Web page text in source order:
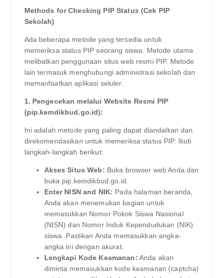
Methods for Checking PIP Status (Cek PIP
Sekolah)
Ada beberapa metode yang tersedia untuk
memeriksa status PIP seorang siswa. Metode utama
melibatkan penggunaan situs web resmi PIP. Metode
lain termasuk menghubungi administrasi sekolah dan
memanfaatkan aplikasi seluler.
1. Pengecekan melalui Website Resmi PIP
(pip.kemdikbud.go.id):
Ini adalah metode yang paling dapat diandalkan dan
direkomendasikan untuk memeriksa status PIP. Ikuti
langkah-langkah berikut:
Akses Situs Web: Buka browser web Anda dan
buka pip.kemdikbud.go.id.
Enter NISN and NIK: Pada halaman beranda,
Anda akan menemukan bagian untuk
memasukkan Nomor Pokok Siswa Nasional
(NISN) dan Nomor Induk Kependudukan (NIK)
siswa. Pastikan Anda memasukkan angka-
angka ini dengan akurat.
Lengkapi Kode Keamanan: Anda akan
diminta memasukkan kode keamanan (captcha)